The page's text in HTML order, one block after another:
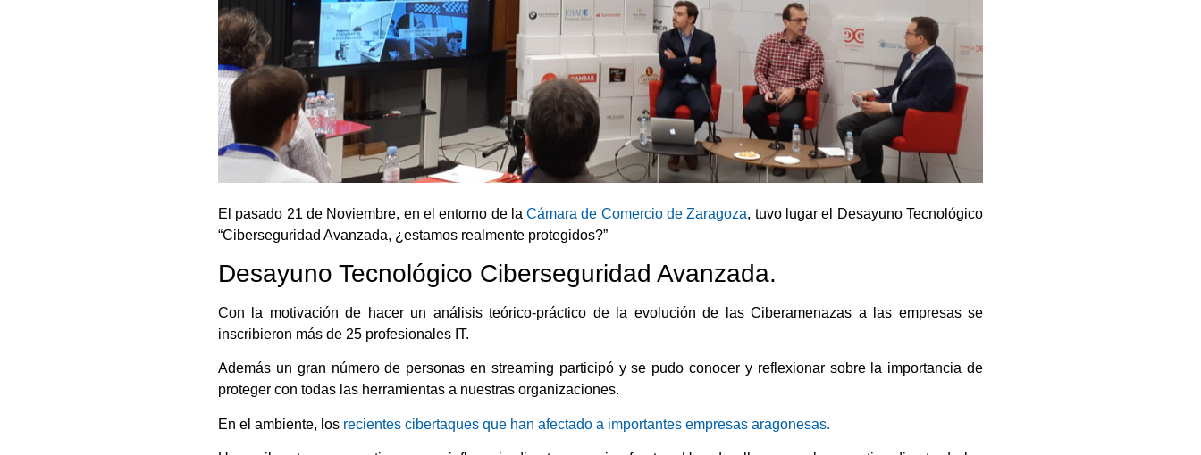
El pasado 21 de Noviembre, en el entorno de laCámara de Comercio de Zaragoza, tuvo lugar el Desayuno Tecnológico
“Ciberseguridad Avanzada, ¿estamos realmente protegidos?”
Desayuno Tecnológico Ciberseguridad Avanzada.
Con la motivación de hacer un análisis teórico-práctico de la evolución de las Ciberamenazas a las empresas se
inscribieron más de 25 profesionales IT.
Además un gran número de personas en streaming participó y se pudo conocer y reflexionar sobre la importancia de
proteger con todas las herramientas a nuestras organizaciones.
En el ambiente, los recientes cibertaques que han afectado a importantes empresas aragonesas.